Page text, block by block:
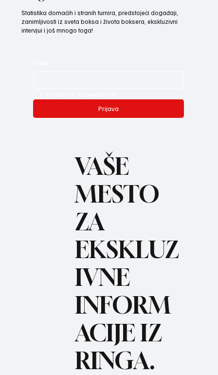
Statistika domaćih i stranih turnira, predstojeći događaji,
zanimljivosti iz sveta boksa i života boksera, ekskluzivni
intervjui i još mnogo toga!
Prijava
REC
VAŠE
MESTO
ZA
EKSKLUZ
IVNE
INFORM
ACIJE IZ
RINGA.